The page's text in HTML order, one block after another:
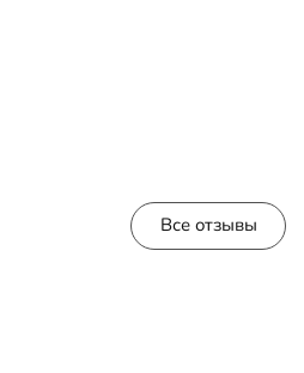
Все отзывы